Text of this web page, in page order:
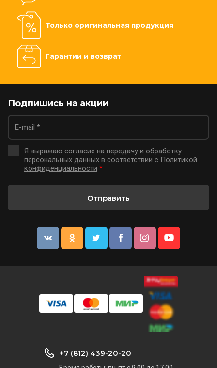
Только оригинальная продукция
Гарантии и возврат
Подпишись на акции
Я выражаю согласие на передачу и обработку
персональных данных в соответствии с Политикой
конфиденциальности *
Отправить
+7 (812) 439-20-20